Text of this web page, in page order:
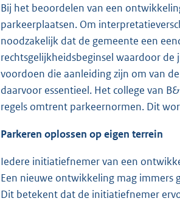
Bij het beoordelen van een
parkeerplaatsen. Om
noodzakelijk dat de gemeente een
rechtsgelijkheidsbeginsel waardoor
voordoen die aanleiding zijn om van
daarvoor essentieel. Het college van
regels omtrent parkeernormen. Dit
Parkeren oplossen op eigen terrein
Iedere initiatiefnemer van een
Een nieuwe ontwikkeling mag immers
Dit betekent dat de initiatiefnemer